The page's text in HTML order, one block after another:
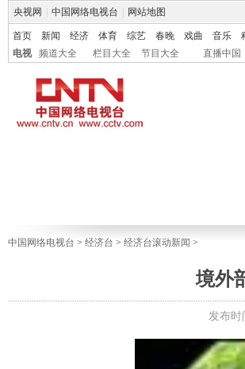
央视网 中国网络电视台 网站地图
首页 新闻 经济 体育 综艺 春晚 戏曲 音乐
电视
频道大全 栏目大全 节目大全 直播中国
中国网络电视台 > 经济台 > 经济台滚动新闻 >
境外
发布